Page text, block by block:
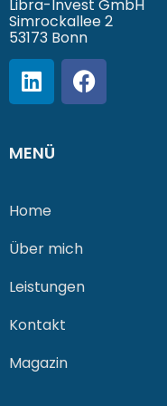
Libra-Invest GmbH
Simrockallee 2
53173 Bonn
MENÜ
Home
Über mich
Leistungen
Kontakt
Magazin